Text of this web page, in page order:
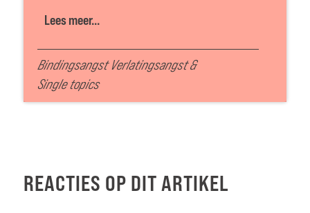
Lees meer...
Bindingsangst Verlatingsangst&
Single topics
REACTIES OP DIT ARTIKEL